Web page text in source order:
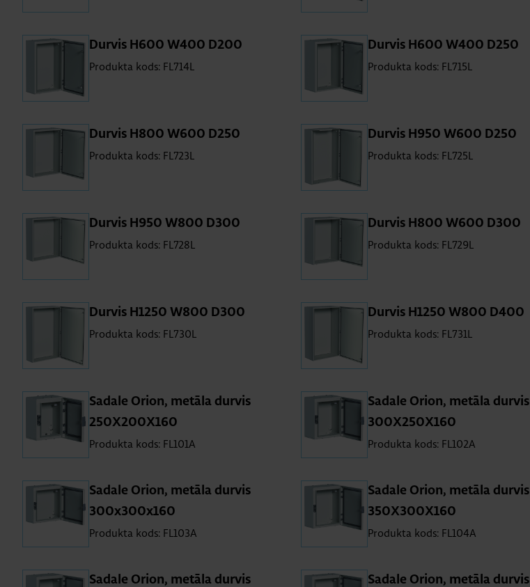
Dur­vis H600 W400 D200
Produkta kods: FL714L
Dur­vis H600 W400 D250
Produkta kods: FL715L
Dur­vis H800 W600 D250
Produkta kods: FL723L
Dur­vis H950 W600 D250
Produkta kods: FL725L
Dur­vis H950 W800 D300
Produkta kods: FL728L
Dur­vis H800 W600 D300
Produkta kods: FL729L
Dur­vis H1250 W800 D300
Produkta kods: FL730L
Dur­vis H1250 W800 D400
Produkta kods: FL731L
Sa­dale Orion, me­tāla dur­vis
250X200X160
Produkta kods: FL101A
Sa­dale Orion, me­tāla dur­vis
300X250X160
Produkta kods: FL102A
Sa­dale Orion, me­tāla dur­vis
300x300x160
Produkta kods: FL103A
Sa­dale Orion, me­tāla dur­vis
350X300X160
Produkta kods: FL104A
Sa­dale Orion, me­tāla dur­vis
Sa­dale Orion, me­tāla dur­vis